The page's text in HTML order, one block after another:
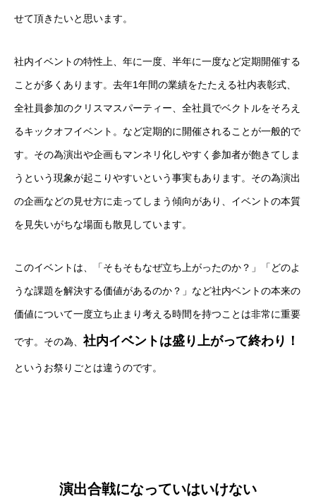
せて頂きたいと思います。
社内イベントの特性上、年に一度、半年に一度など定期開催する
ことが多くあります。去年1年間の業績をたたえる社内表彰式、
全社員参加のクリスマスパーティー、全社員でベクトルをそろえ
るキックオフイベント。など定期的に開催されることが一般的で
す。その為演出や企画もマンネリ化しやすく参加者が飽きてしま
うという現象が起こりやすいという事実もあります。その為演出
の企画などの見せ方に走ってしまう傾向があり、イベントの本質
を見失いがちな場面も散見しています。
このイベントは、「そもそもなぜ立ち上がったのか？」「どのよ
うな課題を解決する価値があるのか？」など社内ベントの本来の
価値について一度立ち止まり考える時間を持つことは非常に重要
です。その為、 社内イベントは盛り上がって終わり！
というお祭りごとは違うのです。
演出合戦になっていはいけない